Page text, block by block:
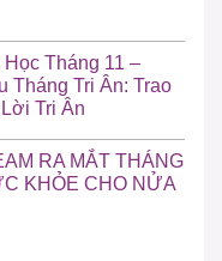
Tháng 11 –
Tháng Tri Ân: Trao
Tri Ân
RA MẮT THÁNG
KHỎE CHO NỬA